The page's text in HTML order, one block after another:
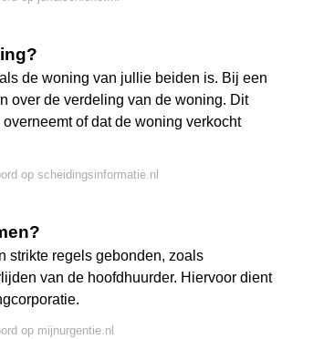
de woning van jullie beiden is. Bij een
over de verdeling van de woning. Dit
of dat de woning verkocht
op scheidingsinformatie.nl
strikte regels gebonden, zoals
van de hoofdhuurder. Hiervoor dient
op mijnurgentie.nl